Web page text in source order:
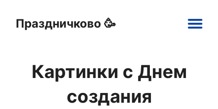
Праздничково 🥳
navigation
Открытки
Картинки
Шаблоны
Праздники
Картинки с Днем
создания